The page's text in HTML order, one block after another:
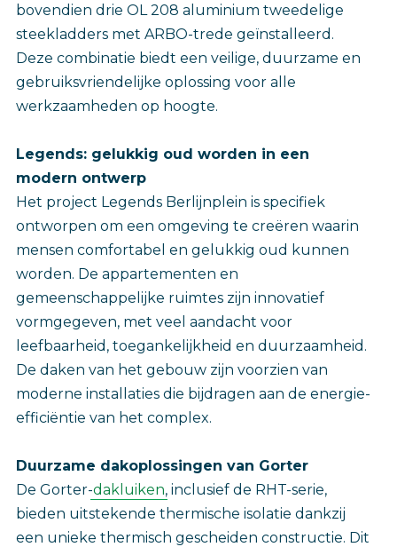
bovendien drie OL 208 aluminium tweedelige
steekladders met ARBO-trede geïnstalleerd.
Deze combinatie biedt een veilige, duurzame en
gebruiksvriendelijke oplossing voor alle
werkzaamheden op hoogte.
Legends: gelukkig oud worden in een
modern ontwerp
Het project Legends Berlijnplein is specifiek
ontworpen om een omgeving te creëren waarin
mensen comfortabel en gelukkig oud kunnen
worden. De appartementen en
gemeenschappelijke ruimtes zijn innovatief
vormgegeven, met veel aandacht voor
leefbaarheid, toegankelijkheid en duurzaamheid.
De daken van het gebouw zijn voorzien van
moderne installaties die bijdragen aan de energie-
efficiëntie van het complex.
Duurzame dakoplossingen van Gorter
De Gorter-dakluiken, inclusief de RHT-serie,
bieden uitstekende thermische isolatie dankzij
een unieke thermisch gescheiden constructie. Dit